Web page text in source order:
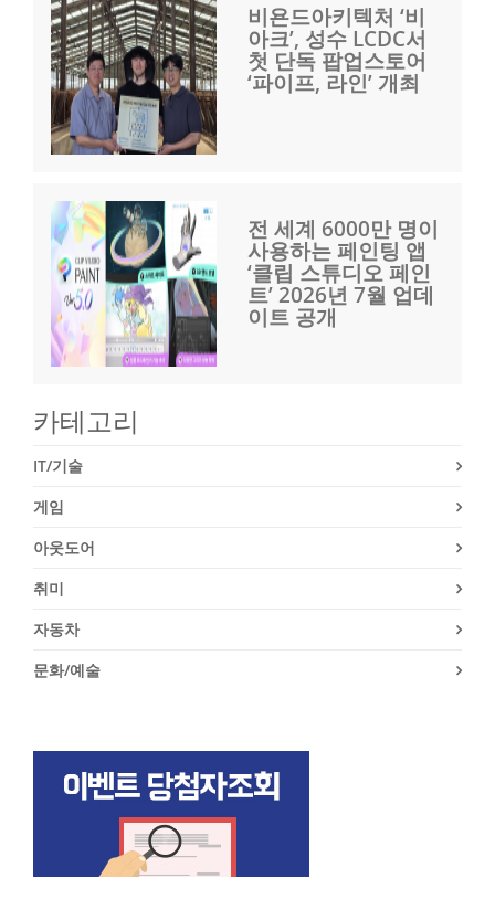
비욘드아키텍처 ‘비
아크’, 성수 LCDC서
첫 단독 팝업스토어
‘파이프, 라인’ 개최
전 세계 6000만 명이
사용하는 페인팅 앱
‘클립 스튜디오 페인
트’ 2026년 7월 업데
이트 공개
카테고리
IT/기술
게임
아웃도어
취미
자동차
문화/예술